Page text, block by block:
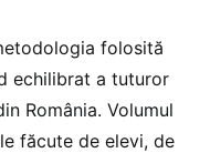
folosită
echilibrat a tuturor
România. Volumul
făcute de elevi, de